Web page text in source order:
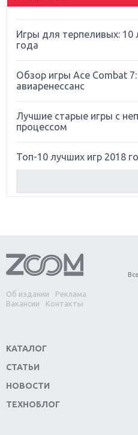
Far Cry 5: хвалить нельзя
Игры для терпеливых: 10
года
Обзор игры Ace Combat
авиаренессанс
Лучшие старые игры с
процессом
Топ-10 лучших игр 2018
Обзор игры Forza Horizon
Две важных новинки для
Divinity Original Sin 2
Switch
Обзор игры The Crew 2:
Важнейшие анонсы E3 2018
Об издании
Реклама
Вакансии
Контакты
КАТАЛОГ
СТАТЬИ
НОВОСТИ
ТЕХНОБЛОГ